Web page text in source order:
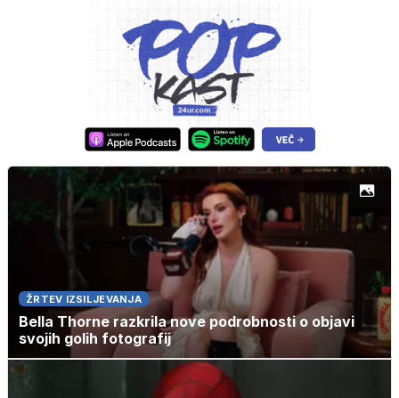
ŽRTEV IZSILJEVANJA
Bella Thorne razkrila nove podrobnosti o objavi
svojih golih fotografij